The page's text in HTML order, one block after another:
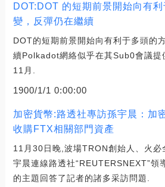
DOT:DOT 的短期前景開始向有
變，反彈仍在繼續
DOT的短期前景開始向有利于多頭的
續Polkadot網絡似乎在其Sub0會議提
11月.
1900/1/1 0:00:00
加密貨幣:路透社專訪孫宇晨：加
收購FTX相關部門資產
11月30日晚,波場TRON創始人、火必
宇晨連線路透社“REUTERSNEXT”領
的主題回答了記者的諸多采訪問題.